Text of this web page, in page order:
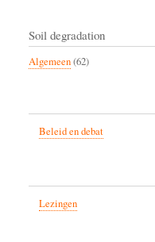
Soil degradation
Algemeen(62)
Beleid en debat
Lezingen